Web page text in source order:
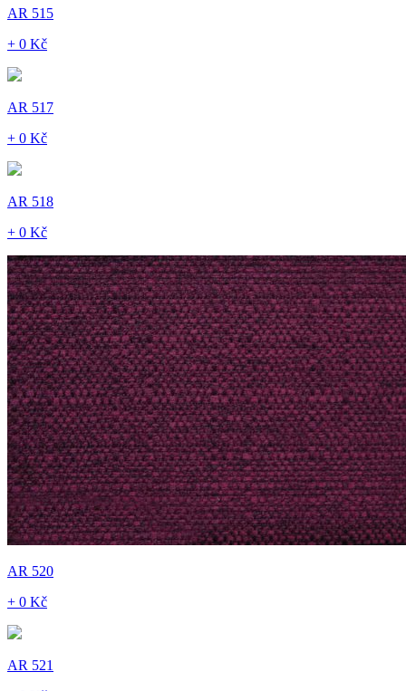
AR 515
+ 0 Kč
AR 517
+ 0 Kč
AR 518
+ 0 Kč
AR 520
+ 0 Kč
AR 521